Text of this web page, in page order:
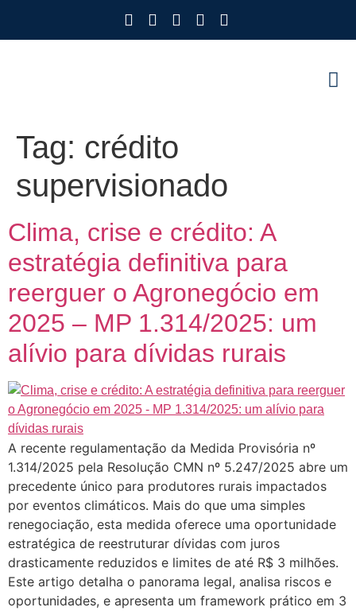
Tag: crédito
supervisionado
Clima, crise e crédito: A
estratégia definitiva para
reerguer o Agronegócio em
2025 – MP 1.314/2025: um
alívio para dívidas rurais
A recente regulamentação da Medida Provisória nº
1.314/2025 pela Resolução CMN nº 5.247/2025 abre um
precedente único para produtores rurais impactados
por eventos climáticos. Mais do que uma simples
renegociação, esta medida oferece uma oportunidade
estratégica de reestruturar dívidas com juros
drasticamente reduzidos e limites de até R$ 3 milhões.
Este artigo detalha o panorama legal, analisa riscos e
oportunidades, e apresenta um framework prático em 3